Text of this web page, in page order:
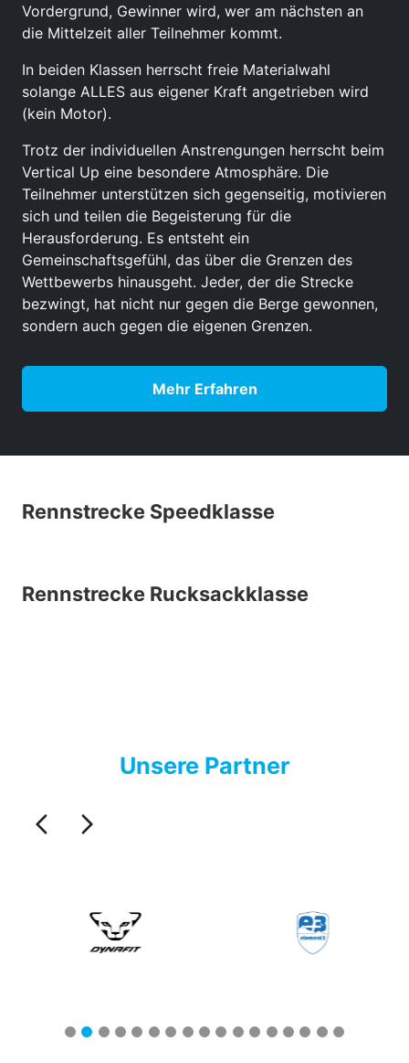
Vordergrund, Gewinner wird, wer am nächsten an
die Mittelzeit aller Teilnehmer kommt.
In beiden Klassen herrscht freie Materialwahl
solange ALLES aus eigener Kraft angetrieben wird
(kein Motor).
Trotz der individuellen Anstrengungen herrscht beim
Vertical Up eine besondere Atmosphäre. Die
Teilnehmer unterstützen sich gegenseitig, motivieren
sich und teilen die Begeisterung für die
Herausforderung. Es entsteht ein
Gemeinschaftsgefühl, das über die Grenzen des
Wettbewerbs hinausgeht. Jeder, der die Strecke
bezwingt, hat nicht nur gegen die Berge gewonnen,
sondern auch gegen die eigenen Grenzen.
Mehr Erfahren
Rennstrecke Speedklasse
Rennstrecke Rucksackklasse
Unsere Partner